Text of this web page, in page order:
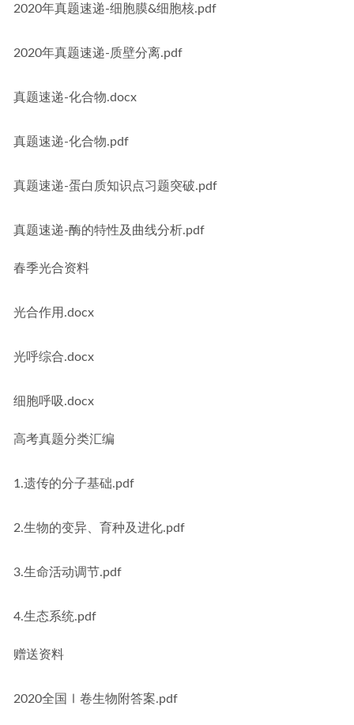
2020年真题速递-细胞膜&细胞核.pdf
2020年真题速递-质壁分离.pdf
真题速递-化合物.docx
真题速递-化合物.pdf
真题速递-蛋白质知识点习题突破.pdf
真题速递-酶的特性及曲线分析.pdf
春季光合资料
光合作用.docx
光呼综合.docx
细胞呼吸.docx
高考真题分类汇编
1.遗传的分子基础.pdf
2.生物的变异、育种及进化.pdf
3.生命活动调节.pdf
4.生态系统.pdf
赠送资料
2020全国Ⅰ卷生物附答案.pdf